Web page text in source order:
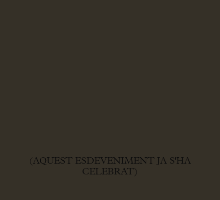
(AQUEST ESDEVENIMENT JA S'HA
CELEBRAT)